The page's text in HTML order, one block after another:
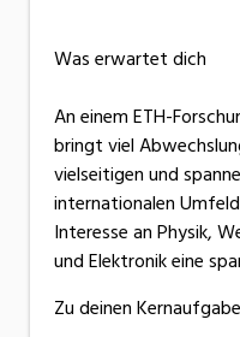
Was erwartet dich
An einem ETH-
bringt viel
vielseitigen und
internationalen
Interesse an Physik,
und Elektronik eine
Zu deinen